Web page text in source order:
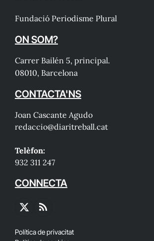
Fundació Periodisme Plural
ON SOM?
Carrer Bailén 5, principal.
08010, Barcelona
CONTACTA'NS
Joan Cascante Agudo
redaccio@diaritreball.cat
Telèfon:
932 311 247
CONNECTA
X
RSS
Política de privacitat